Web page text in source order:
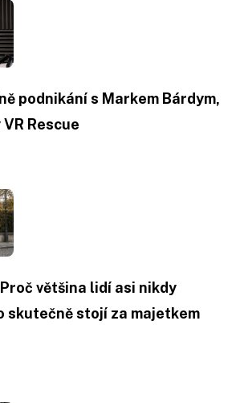
podnikání s Markem Bárdym,
Rescue
Proč většina lidí asi nikdy
skutečně stojí za majetkem